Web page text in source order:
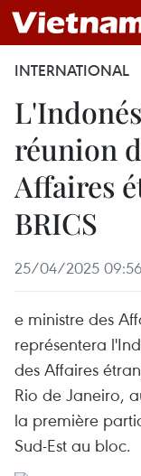
INTERNATIONAL
réunion
Affaires
BRICS
25/04/2025 09:56
e ministre des
représentera
des Affaires
Rio de Janeiro,
la première
Sud-Est au bloc.